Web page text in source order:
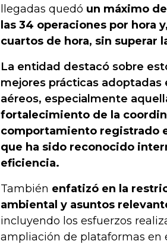
llegadas quedó un máximo
las 34 operaciones por hora
cuartos de hora, sin superar
La entidad destacó sobre
mejores prácticas
aéreos, especialmente
fortalecimiento de la
comportamiento registrado
que ha sido reconocido
eficiencia.
También enfatizó en la
ambiental y asuntos
incluyendo los esfuerzos
ampliación de plataformas en